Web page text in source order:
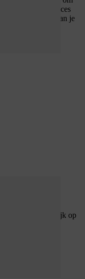
formulier met succes
ter bevestiging van je
en persoonlijk op
dat je je inbox